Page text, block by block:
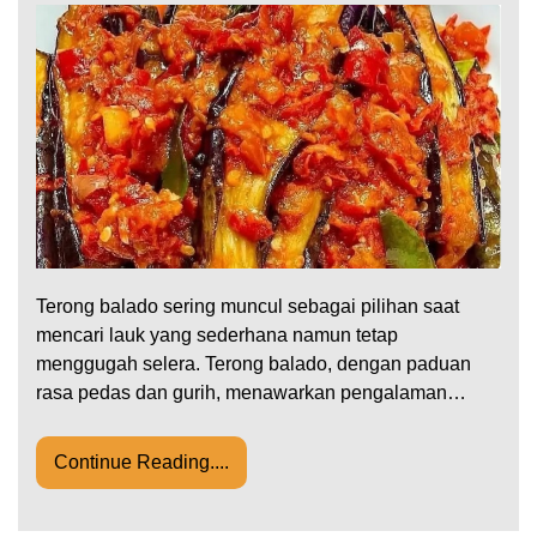
Terong balado sering muncul sebagai pilihan saat
mencari lauk yang sederhana namun tetap
menggugah selera. Terong balado, dengan paduan
rasa pedas dan gurih, menawarkan pengalaman…
Continue Reading....